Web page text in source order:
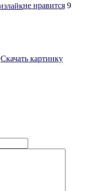
не нравится 9
Скачать картинку